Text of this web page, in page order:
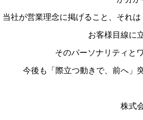
当社が営業理念に掲げること、それ
お客様目線に
そのパーソナリティと
今後も「際立つ動きで、前へ」
株式